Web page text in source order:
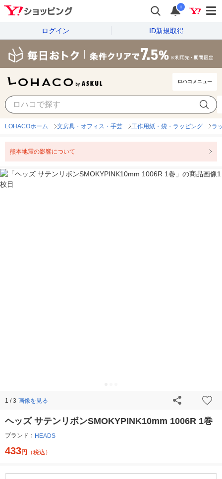
i
ログイン ID新規取得
ロハコメニュー
LOHACOホーム 文房具・オフィス・手芸 工作用紙・袋・ラッピング ラ
熊本地震の影響について
1 / 3 画像を見る
ヘッズ サテンリボンSMOKYPINK10mm 1006R 1巻
ブランド： HEADS
433円 （税込）